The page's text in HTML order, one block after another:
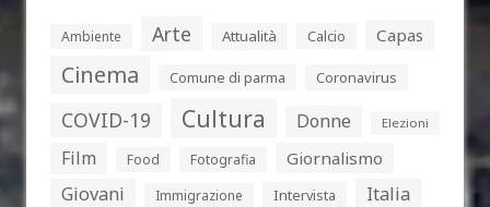
Ambiente Arte Attualità Calcio Capas
Cinema Comune di parma Coronavirus
COVID-19 Cultura Donne Elezioni
Film Food Fotografia Giornalismo
Giovani Immigrazione Intervista Italia